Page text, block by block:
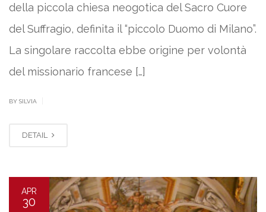
della piccola chiesa neogotica del Sacro Cuore
del Suffragio, definita il “piccolo Duomo di Milano”.
La singolare raccolta ebbe origine per volontà
del missionario francese […]
BY SILVIA
DETAIL
APR
30